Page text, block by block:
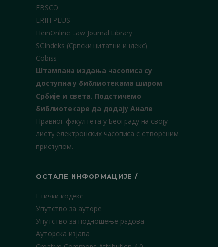
EBSCO
ERIH PLUS
HeinOnline Law Journal Library
SCIndeks (Српски цитатни индекс)
Cobiss
Штампана издања часописа су
доступна у библиотекама широм
Србије и света. Подстичемо
библиотекаре да додају Анале
Правног факултета у Београду на своју
листу електронских часописа с отвореним
приступом.
ОСТАЛЕ ИНФОРМАЦИЈЕ /
Етички кодекс
Упутство за ауторе
Упутство за подношење радова
Ауторска изјава